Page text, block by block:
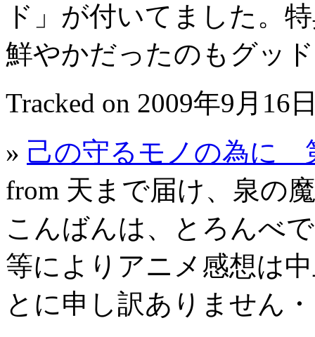
ド」が付いてました。
鮮やかだったのもグッ
Tracked on 2009年9月16
» 己の守るモノの為に
from 天まで届け、泉の
こんばんは、とろんべ
等によりアニメ感想は
とに申し訳ありません